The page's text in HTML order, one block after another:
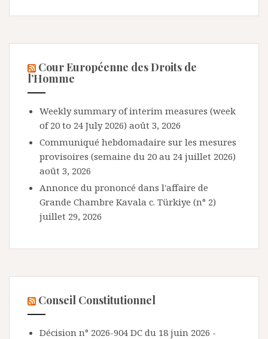
Cour Européenne des Droits de
l’Homme
Weekly summary of interim measures (week
of 20 to 24 July 2026) août 3, 2026
Communiqué hebdomadaire sur les mesures
provisoires (semaine du 20 au 24 juillet 2026)
août 3, 2026
Annonce du prononcé dans l'affaire de
Grande Chambre Kavala c. Türkiye (n° 2)
juillet 29, 2026
Conseil Constitutionnel
Décision n° 2026-904 DC du 18 juin 2026 -